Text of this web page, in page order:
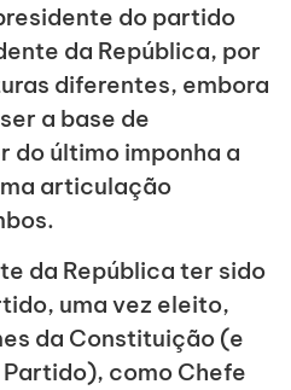
do partido
da República, por
diferentes, embora
a base de
do último imponha a
articulação
da República ter sido
uma vez eleito,
da Constituição (e
como Chefe